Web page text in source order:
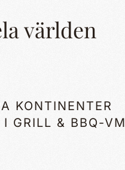
världen
KONTINENTER
GRILL & BBQ-VM